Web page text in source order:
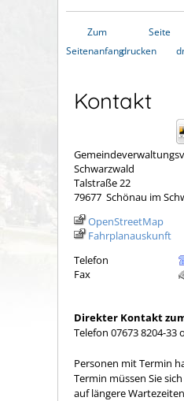
Zum
Seitenanfang
Seite
drucken
Kontakt
Schwarzwald
Talstraße 22
79677 Schönau im
OpenStreetMap
Fahrplanauskunft
Telefon
Fax
Direkter Kontakt
Telefon 07673 8204-33
Personen mit Termin
Termin müssen Sie
auf längere